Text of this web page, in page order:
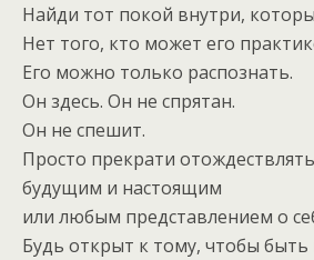
Найди тот покой внутри,
Нет того, кто может его
Его можно только распознать.
Он здесь. Он не спрятан.
Он не спешит.
Просто прекрати
будущим и настоящим
или любым представлением о
Будь открыт к тому, чтобы